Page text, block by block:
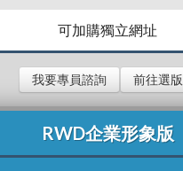
可加購獨立網址
我要專員諮詢 前往選版
RWD企業形象版